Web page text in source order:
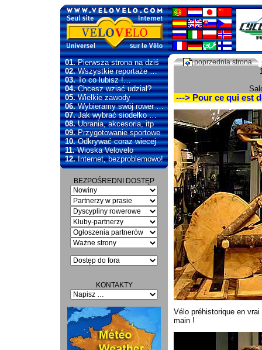
01.Pierwsza strona na dziś
02.Wszystkie reportaże …
03.To co lubisz !…
04.Chcesz wziać udział?
05.Wielkie zawody
06.Wybieramy swój rower …
07.Jak wybrać siodełko …
08.Ubrania, akcesoria, itp
09.Przygotowanie sportowe
10.Odkrywać coraz wiecej
11.Wioska Velovelo
12.Internet, bezproblemowo!
BEZPOŚREDNI DOSTĘP
KONTAKTY
poprzednia strona
---> Pour ce qui est
Vélo préhistorique en
main !